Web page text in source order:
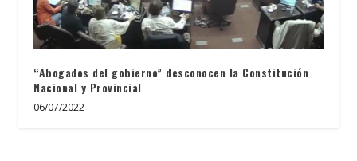
“Abogados del gobierno” desconocen la Constitución
Nacional y Provincial
06/07/2022